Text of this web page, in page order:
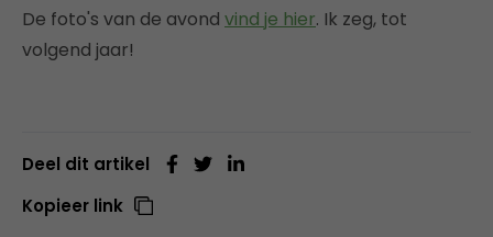
De foto's van de avond vind je hier. Ik zeg, tot
volgend jaar!
Deel dit artikel
Kopieer link